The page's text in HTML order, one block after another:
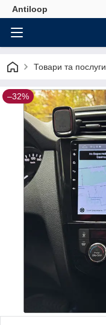
Antiloop
Товари та послуги
–32%